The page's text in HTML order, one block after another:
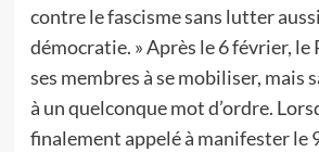
contre le fascisme sans lutter
démocratie. » Après le 6 février, le
ses membres à se mobiliser, mais
à un quelconque mot d’ordre.
finalement appelé à manifester le